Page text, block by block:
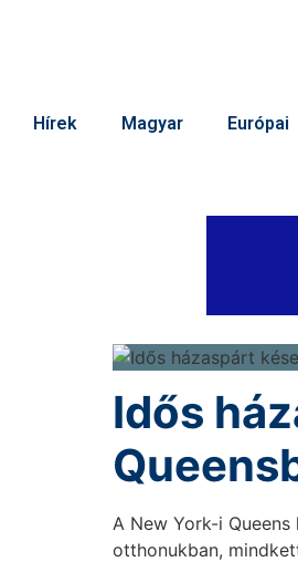
Hírek Magyar Európai
Idős
A New York-i
otthonukban,